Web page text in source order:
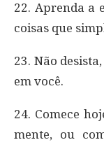
22. Aprenda a
coisas que
23. Não
em você.
24. Comece
mente, ou